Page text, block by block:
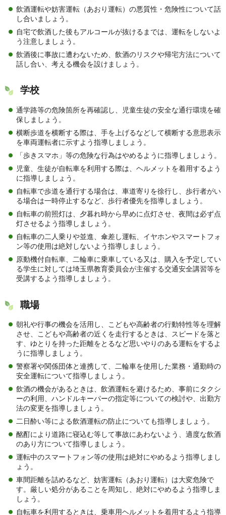
飲酒運転や妨害運転（あおり運転）の悪質性・危険性について話
し合いましょう。
自宅で飲酒した後もアルコールが抜けるまでは、運転をしないよ
う注意しましょう。
飲酒後に事故に遭わないため、飲酒のリスクや帰宅方法について
話し合い、考える機会を設けましょう。
学校
通学路等の危険箇所を再確認し、児童生徒の安全な通行環境を確
保しましょう。
横断歩道を横断する際は、手を上げるなどして横断する意思表示
を車両運転者に示すよう指導しましょう。
「歩きスマホ」等の危険な行為はやめるように指導しましょう。
児童、生徒が自転車を利用する際は、ヘルメットを着用するよう
に指導しましょう。
自転車で歩道を通行する場合は、車道寄りを徐行し、歩行者がい
る場合は一時停止するなど、歩行者優先を指導しましょう。
自転車の前照灯は、夕暮れ時から早めに点灯させ、夜間は必ず点
灯させるよう指導しましょう。
自転車の二人乗りや並進、傘差し運転、イヤホンやスマートフォ
ン等の使用は絶対しないよう指導しましょう。
原動機付自転車、二輪車に乗車している又は、購入を予定してい
る学生に対しては埼玉県教育委員会が主催する交通安全講習等を
受講するよう指導しましょう。
職場
朝礼や行事の機会を活用し、こどもや高齢者の行動特性等を理解
させ、こどもや高齢者の近くを走行するときは、スピードを落と
す、ゆとりを持った距離をとるなど思いやりのある運転をするよ
うに指導しましょう。
警察署や関係団体と連携して、二輪車を使用した業務・通勤時の
安全運転について指導しましょう。
飲酒の機会があるときは、飲酒運転を避けるため、事前にタクシ
ーの利用、ハンドルキーパーの指定等についての検討や、出勤方
法の変更を指導しましょう。
二日酔い等による飲酒運転の防止についても指導しましょう。
酩酊により道路に寝込む等して事故にあわないよう、適度な飲酒
のあり方について指導しましょう。
運転中のスマートフォン等の使用は絶対にやめるよう指導しまし
ょう。
車間距離を詰めるなど、妨害運転（あおり運転）は大変危険で
す。厳しい処分があることを周知し、絶対にやめるよう指導しま
しょう。
自転車を利用するときは、乗車用ヘルメットを着用するよう指導